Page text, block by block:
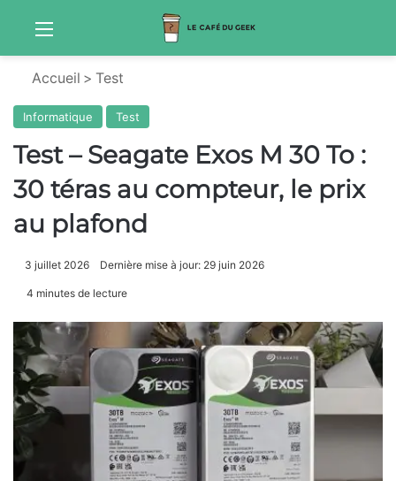
Menu
Accueil > Test
Informatique Test
Test – Seagate Exos M 30 To :
30 téras au compteur, le prix
au plafond
3 juillet 2026 Dernière mise à jour: 29 juin 2026
4 minutes de lecture